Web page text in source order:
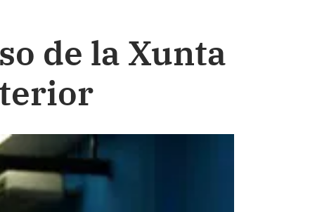
de la Xunta